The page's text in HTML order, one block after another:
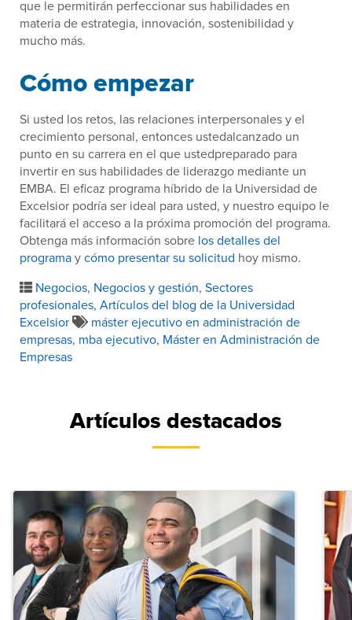
que le permitirán perfeccionar sus habilidades en
materia de estrategia, innovación, sostenibilidad y
mucho más.
Cómo empezar
Si usted los retos, las relaciones interpersonales y el
crecimiento personal, entonces ustedalcanzado un
punto en su carrera en el que ustedpreparado para
invertir en sus habilidades de liderazgo mediante un
EMBA. El eficaz programa híbrido de la Universidad de
Excelsior podría ser ideal para usted, y nuestro equipo le
facilitará el acceso a la próxima promoción del programa.
Obtenga más información sobre los detalles del
programaycómo presentar su solicitud hoy mismo.
Negocios, Negocios y gestión, Sectores
profesionales, Artículos del blog de la Universidad
Excelsior
máster ejecutivo en administración de
empresas, mba ejecutivo, Máster en Administración de
Empresas
Artículos destacados